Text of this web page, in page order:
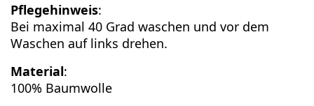
Pflegehinweis:
Bei maximal 40 Grad waschen und vor dem
Waschen auf links drehen.
Material:
100% Baumwolle